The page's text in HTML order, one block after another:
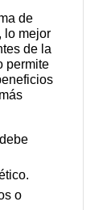
de
lo mejor
de la
permite
o